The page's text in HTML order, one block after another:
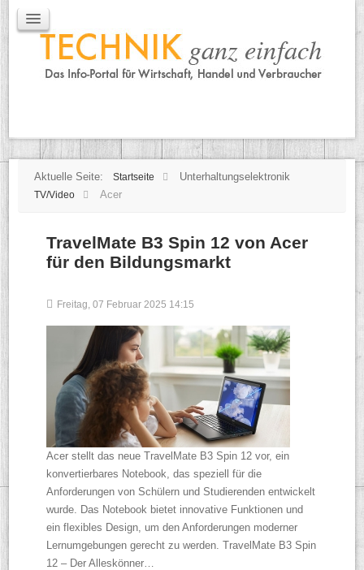
Mobile
IT
TK
Aktuelle Seite: Startseite Unterhaltungselektronik
TV/Video Acer
TravelMate B3 Spin 12 von Acer
für den Bildungsmarkt
Freitag, 07 Februar 2025 14:15
Acer stellt das neue TravelMate B3 Spin 12 vor, ein
konvertierbares Notebook, das speziell für die
Anforderungen von Schülern und Studierenden entwickelt
wurde. Das Notebook bietet innovative Funktionen und
ein flexibles Design, um den Anforderungen moderner
Lernumgebungen gerecht zu werden. TravelMate B3 Spin
12 – Der Alleskönner…